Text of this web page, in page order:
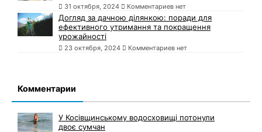
31 октября, 2024 Комментариев нет
Догляд за дачною ділянкою: поради для
ефективного утримання та покращення
урожайності
23 октября, 2024 Комментариев нет
Комментарии
У Косівщинському водосховищі потонули
двоє сумчан